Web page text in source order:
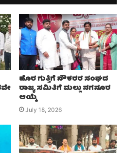
ಹೊರ ಗುತ್ತಿಗೆ ನೌಕರರ ಸಂಘದ
ರಾಜ್ಯ ಸಮಿತಿಗೆ ಮಲ್ಲು ನಗನೂರ
ಆಯ್ಕೆ
July 18, 2026